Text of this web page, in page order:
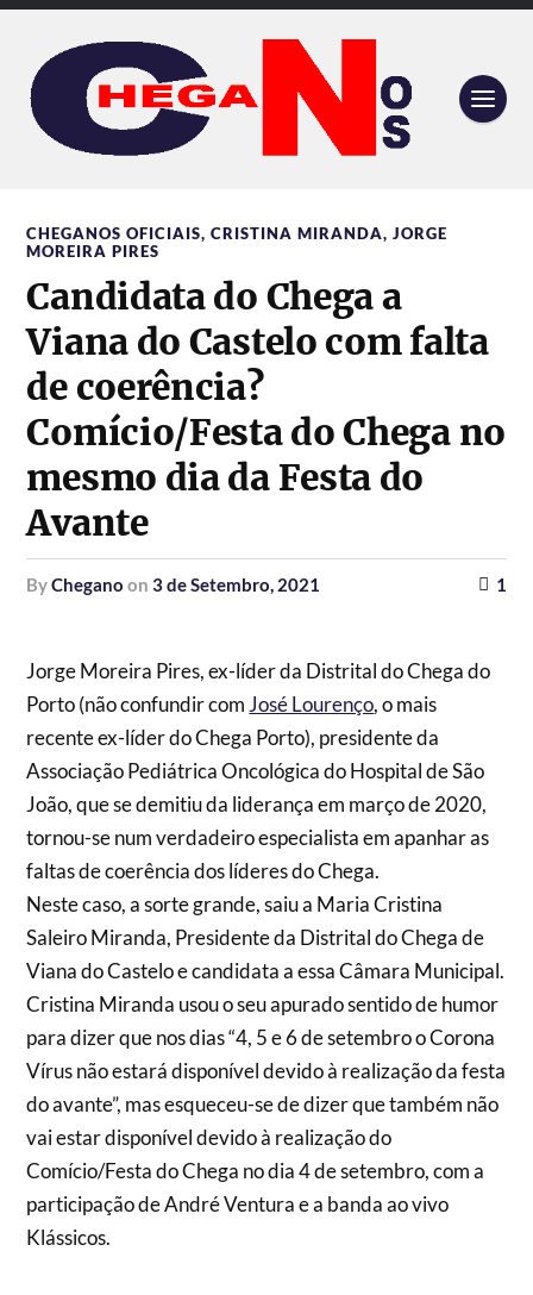
CHEGANOS OFICIAIS,CRISTINA MIRANDA,JORGE
MOREIRA PIRES
Candidata do Chega a
Viana do Castelo com falta
de coerência?
Comício/Festa do Chega no
mesmo dia da Festa do
Avante
byChegano on3 de Setembro, 2021 1
Jorge Moreira Pires, ex-líder da Distrital do Chega do
Porto (não confundir com José Lourenço, o mais
recente ex-líder do Chega Porto), presidente da
Associação Pediátrica Oncológica do Hospital de São
João, que se demitiu da liderança em março de 2020,
tornou-se num verdadeiro especialista em apanhar as
faltas de coerência dos líderes do Chega.
Neste caso, a sorte grande, saiu a Maria Cristina
Saleiro Miranda, Presidente da Distrital do Chega de
Viana do Castelo e candidata a essa Câmara Municipal.
Cristina Miranda usou o seu apurado sentido de humor
para dizer que nos dias “4, 5 e 6 de setembro o Corona
Vírus não estará disponível devido à realização da festa
do avante”, mas esqueceu-se de dizer que também não
vai estar disponível devido à realização do
Comício/Festa do Chega no dia 4 de setembro, com a
participação de André Ventura e a banda ao vivo
Klássicos.